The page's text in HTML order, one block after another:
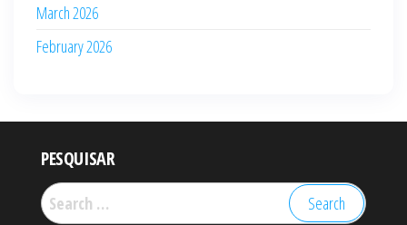
March 2026
February 2026
PESQUISAR
Search
for: